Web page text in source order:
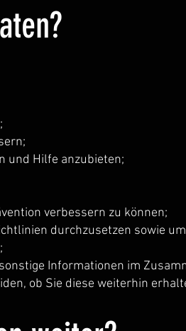
und Hilfe anzubieten;
verbessern zu können;
durchzusetzen sowie
Informationen im
ob Sie diese weiterhin